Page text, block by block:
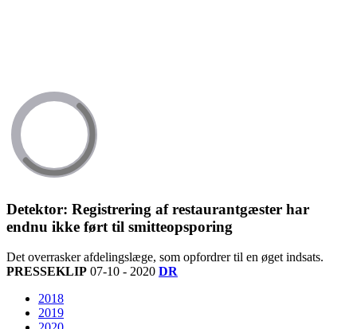
Detektor: Registrering af restaurantgæster har
endnu ikke ført til smitteopsporing
Det overrasker afdelingslæge, som opfordrer til en øget indsats.
PRESSEKLIP 07-10 - 2020 DR
2018
2019